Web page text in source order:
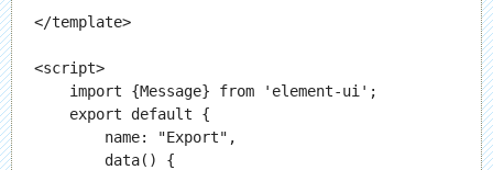
</template>
<script>
    import {Message} from 'element-ui';
    export default {
        name: "Export",
        data() {